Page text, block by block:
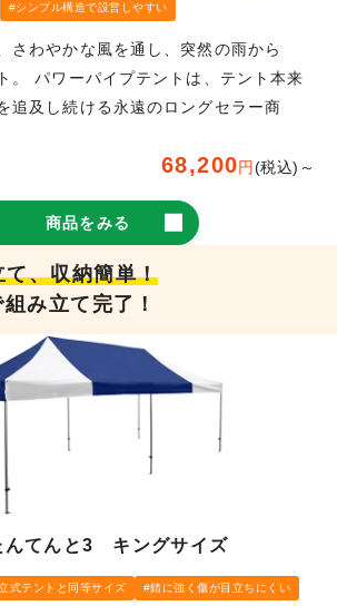
シンプル構造で設営しやすい
さわやかな風を通し、突然の雨から
。 パワーパイプテントは、テント本来
追及し続ける永遠のロングセラー商
68,200円(税込)～
商品をみる
て、収納簡単！
み立て完了！
んてんと3 キングサイズ
式テントと同等サイズ 錆に強く傷が目立ちにくい